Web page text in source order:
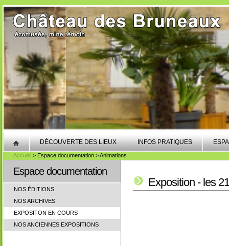
DÉCOUVERTE DES LIEUX INFOS PRATIQUES
Accueil > Espace documentation > Animations
Espace documentation
NOS ÉDITIONS
NOS ARCHIVES
EXPOSITON EN COURS
NOS ANCIENNES EXPOSITIONS
Exposition - les